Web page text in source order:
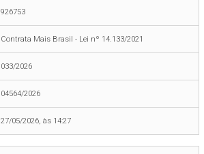
926753
Contrata Mais Brasil - Lei nº 14.133/2021
033/2026
04564/2026
27/05/2026, às 14:27